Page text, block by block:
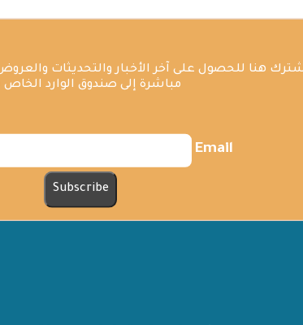
هنا للحصول على آخر الأخبار والتحديثات
مباشرة إلى صندوق الوارد
Email